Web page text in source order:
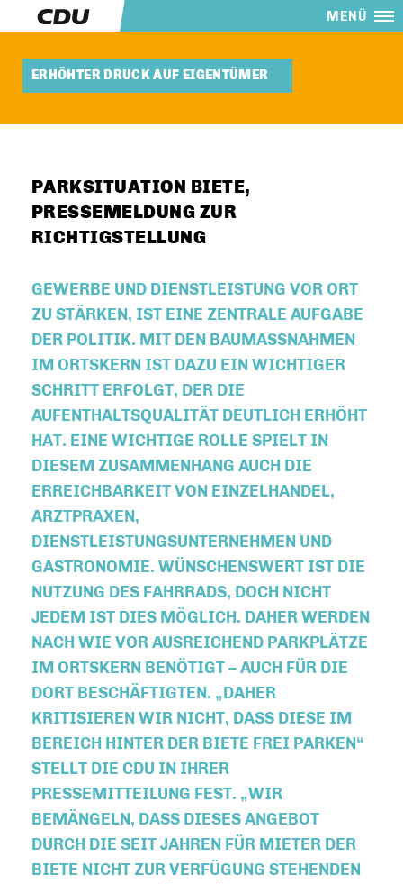
MENÜ
ERHÖHTER DRUCK AUF EIGENTÜMER
PARKSITUATION BIETE,
PRESSEMELDUNG ZUR
RICHTIGSTELLUNG
GEWERBE UND DIENSTLEISTUNG VOR ORT
ZU STÄRKEN, IST EINE ZENTRALE AUFGABE
DER POLITIK. MIT DEN BAUMASSNAHMEN I
M ORTSKERN IST DAZU EIN WICHTIGER S
CHRITT ERFOLGT, DER DIE A
UFENTHALTSQUALITÄT DEUTLICH ERHÖHT H
AT. EINE WICHTIGE ROLLE SPIELT IN D
IESEM ZUSAMMENHANG AUCH DIE E
RREICHBARKEIT VON EINZELHANDEL, A
RZTPRAXEN, D
IENSTLEISTUNGSUNTERNEHMEN UND G
ASTRONOMIE. WÜNSCHENSWERT IST DIE N
UTZUNG DES FAHRRADS, DOCH NICHT J
EDEM IST DIES MÖGLICH. DAHER WERDEN N
ACH WIE VOR AUSREICHEND PARKPLÄTZE I
M ORTSKERN BENÖTIGT – AUCH FÜR DIE D
ORT BESCHÄFTIGTEN. „DAHER K
RITISIEREN WIR NICHT, DASS DIESE IM B
EREICH HINTER DER BIETE FREI PARKEN“ S
TELLT DIE CDU IN IHRER P
RESSEMITTEILUNG FEST. „WIR B
EMÄNGELN, DASS DIESES ANGEBOT D
URCH DIE SEIT JAHREN FÜR MIETER DER B
IETE NICHT ZUR VERFÜGUNG STEHENDEN T